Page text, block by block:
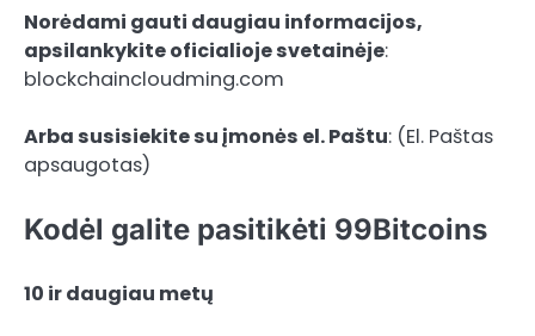
Norėdami gauti daugiau informacijos,
apsilankykite oficialioje svetainėje:
blockchaincloudming.com
Arba susisiekite su įmonės el. Paštu: (El. Paštas
apsaugotas)
Kodėl galite pasitikėti 99Bitcoins
10 ir daugiau metų